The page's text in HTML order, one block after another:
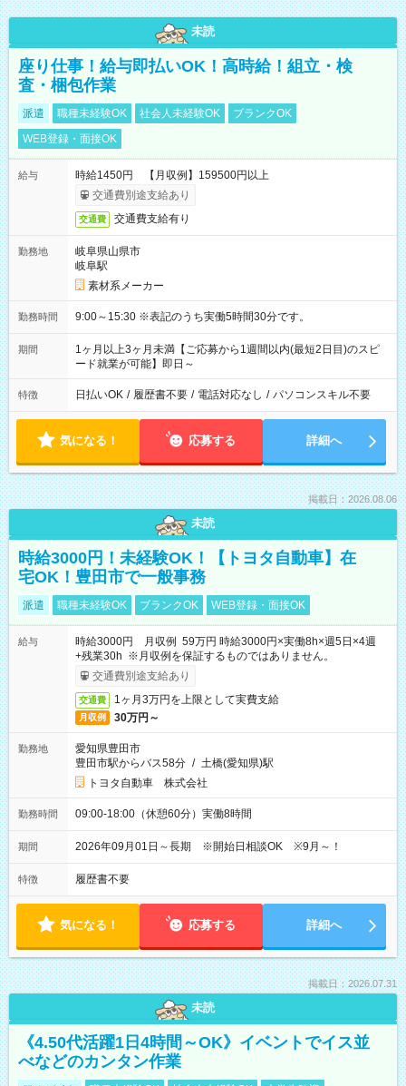
未読
座り仕事！給与即払いOK！高時給！組立・検
査・梱包作業
派遣 職種未経験OK 社会人未経験OK
ブランクOK
WEB登録・面接OK
給与
時給1450円 【月収例】159500円以上
交通費別途支給あり
交通費 交通費支給有り
勤務地
岐阜県山県市
岐阜駅
素材系メーカー
勤務時間 9:00～15:30 ※表記のうち実働5時間30分です。
期間
1ヶ月以上3ヶ月未満【ご応募から1週間以内(最短2日目)のスピ
ード就業が可能】即日～
特徴 日払いOK / 履歴書不要 / 電話対応なし / パソコンスキル不要
気になる！ 応募する 詳細へ
掲載日：2026.08.06
未読
時給3000円！未経験OK！【トヨタ自動車】在
宅OK！豊田市で一般事務
派遣 職種未経験OK ブランクOK WEB登録・面接OK
給与
時給3000円 月収例 59万円 時給3000円×実働8h×週5日×4週
+残業30h ※月収例を保証するものではありません。
交通費別途支給あり
交通費 1ヶ月3万円を上限として実費支給
月収例 30万円～
勤務地
愛知県豊田市
豊田市駅からバス58分 / 土橋(愛知県)駅
トヨタ自動車 株式会社
勤務時間 09:00-18:00（休憩60分）実働8時間
期間 2026年09月01日～長期 ※開始日相談OK ※9月～！
特徴 履歴書不要
気になる！ 応募する 詳細へ
掲載日：2026.07.31
未読
《4.50代活躍1日4時間～OK》イベントでイス並
べなどのカンタン作業